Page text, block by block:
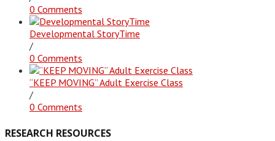
0 Comments
Developmental StoryTime
/
0 Comments
“KEEP MOVING” Adult Exercise Class
/
0 Comments
RESEARCH RESOURCES